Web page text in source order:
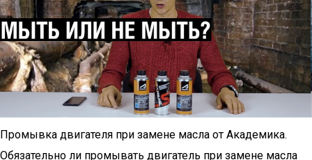
Промывка двигателя при замене масла от Академика.
Обязательно ли промывать двигатель при замене масла